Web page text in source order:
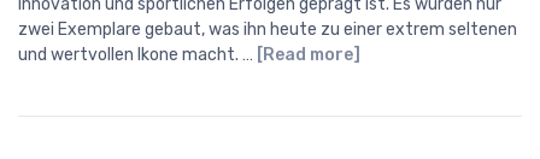
Innovation und sportlichen Erfolgen geprägt ist. Es wurden nur
zwei Exemplare gebaut, was ihn heute zu einer extrem seltenen
und wertvollen Ikone macht. … [Read more]